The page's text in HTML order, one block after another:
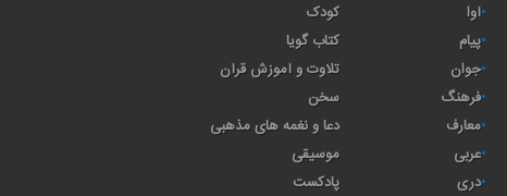
آوا
پیام
جوان
فرهنگ
معارف
عربی
دری
کودک
کتاب گویا
تلاوت و آموزش قرآن
سخن
دعا و نغمه های مذهبی
موسیقی
پادکست